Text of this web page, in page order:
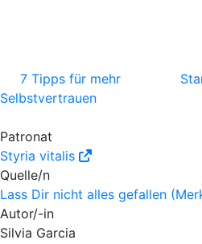
7 Tipps für mehr
Selbstvertrauen
Patronat
Styria vitalis
Quelle/n
Lass Dir nicht alles gefallen
Autor/-in
Silvia Garcia